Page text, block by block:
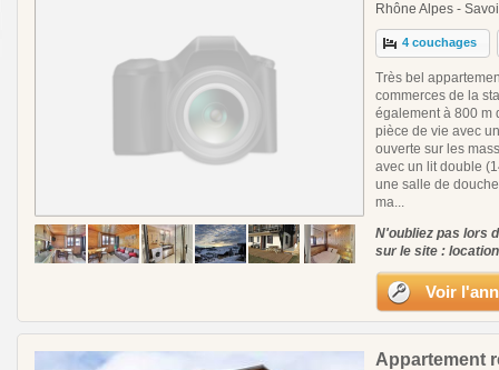
Rhône Alpes -
4 couchages
Très bel
commerces de la
également à 800 m
pièce de vie avec
ouverte sur les
avec un lit double
une salle de
ma...
N'oubliez pas lors
sur le site :
Voir
Appartement